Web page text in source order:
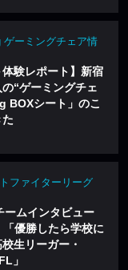
ゲーミングチェア情
体験レポート】新宿
“ゲーミングチェ
BOXシート」のこ
ファイターリーグ
ームインタビュー
優勝したら学校に
生リーガー・
」